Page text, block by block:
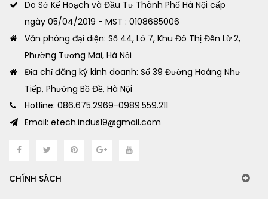
Do Sở Kế Hoạch và Đầu Tư Thành Phố Hà Nội cấp
ngày 05/04/2019 - MST : 0108685006
Văn phòng đại diện: Số 44, Lô 7, Khu Đô Thị Đền Lừ 2,
Phường Tương Mai, Hà Nội
Địa chỉ đăng ký kinh doanh: Số 39 Đường Hoàng Như
Tiếp, Phường Bồ Đề, Hà Nội
Hotline: 086.675.2969-0989.559.211
Email: etech.indus19@gmail.com
CHÍNH SÁCH